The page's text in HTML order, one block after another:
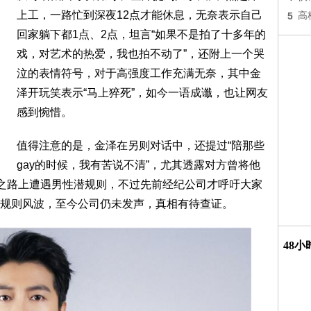
上工，一路忙到深夜12点才能休息，无奈表示自己
回家躺下都1点、2点，坦言“如果不是拍了十多年的
戏，对艺术的热爱，我也拍不动了”，还附上一个哭
泣的表情符号，对于高强度工作充满无奈，其中金
泽开玩笑表示“马上猝死”，如今一语成谶，也让网友
感到惋惜。
值得注意的是，金泽在另则对话中，还提过“陪那些
gay的时候，我有苦说不清”，尤其透露对方曾将他
路上遭遇男性潜规则，不过先前经纪公司才呼吁大家
则风波，至今公司仍未发声，真相有待查证。
5 高
48小